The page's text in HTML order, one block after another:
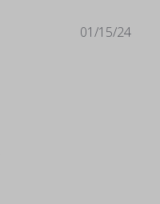
01/15/24